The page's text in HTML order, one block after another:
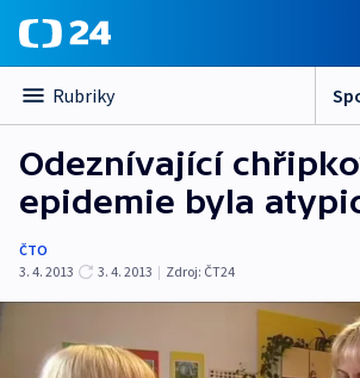
Rubriky
Odeznívající
epidemie byla
ČTO
3. 4. 2013
3. 4. 2013 | Zdroj: ČT24